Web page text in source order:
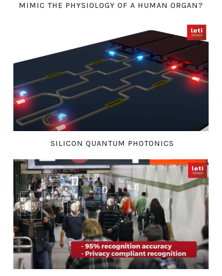
MIMIC THE PHYSIOLOGY OF A HUMAN ORGAN?
SILICON QUANTUM PHOTONICS